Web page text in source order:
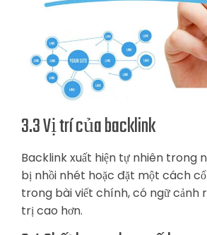
3.3 Vị trí của backlink
Backlink xuất hiện tự nhiên trong
bị nhồi nhét hoặc đặt một cách
trong bài viết chính, có ngữ cảnh
trị cao hơn.